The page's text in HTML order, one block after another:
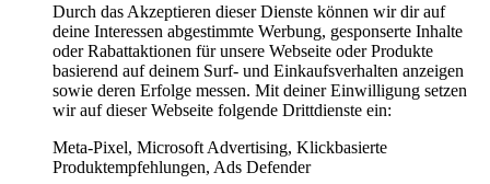
Durch das Akzeptieren dieser Dienste können wir dir auf
deine Interessen abgestimmte Werbung, gesponserte Inhalte
oder Rabattaktionen für unsere Webseite oder Produkte
basierend auf deinem Surf- und Einkaufsverhalten anzeigen
sowie deren Erfolge messen. Mit deiner Einwilligung setzen
wir auf dieser Webseite folgende Drittdienste ein:
Meta-Pixel, Microsoft Advertising, Klickbasierte
Produktempfehlungen, Ads Defender